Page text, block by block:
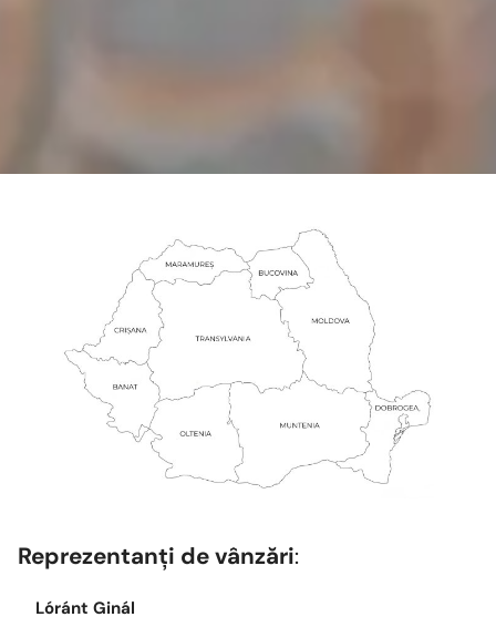
Reprezentanți de vânzări:
Lóránt Ginál